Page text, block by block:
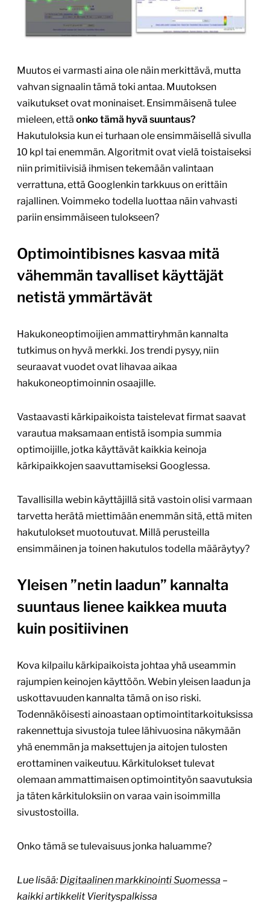
Muutos ei varmasti aina ole näin merkittävä, mutta
vahvan signaalin tämä toki antaa. Muutoksen
vaikutukset ovat moninaiset. Ensimmäisenä tulee
mieleen, että onko tämä hyvä suuntaus?
Hakutuloksia kun ei turhaan ole ensimmäisellä sivulla
10 kpl tai enemmän. Algoritmit ovat vielä toistaiseksi
niin primitiivisiä ihmisen tekemään valintaan
verrattuna, että Googlenkin tarkkuus on erittäin
rajallinen. Voimmeko todella luottaa näin vahvasti
pariin ensimmäiseen tulokseen?
Optimointibisnes kasvaa mitä
vähemmän tavalliset käyttäjät
netistä ymmärtävät
Hakukoneoptimoijien ammattiryhmän kannalta
tutkimus on hyvä merkki. Jos trendi pysyy, niin
seuraavat vuodet ovat lihavaa aikaa
hakukoneoptimoinnin osaajille.
Vastaavasti kärkipaikoista taistelevat firmat saavat
varautua maksamaan entistä isompia summia
optimoijille, jotka käyttävät kaikkia keinoja
kärkipaikkojen saavuttamiseksi Googlessa.
Tavallisilla webin käyttäjillä sitä vastoin olisi varmaan
tarvetta herätä miettimään enemmän sitä, että miten
hakutulokset muotoutuvat. Millä perusteilla
ensimmäinen ja toinen hakutulos todella määräytyy?
Yleisen ”netin laadun” kannalta
suuntaus lienee kaikkea muuta
kuin positiivinen
Kova kilpailu kärkipaikoista johtaa yhä useammin
rajumpien keinojen käyttöön. Webin yleisen laadun ja
uskottavuuden kannalta tämä on iso riski.
Todennäköisesti ainoastaan optimointitarkoituksissa
rakennettuja sivustoja tulee lähivuosina näkymään
yhä enemmän ja maksettujen ja aitojen tulosten
erottaminen vaikeutuu. Kärkitulokset tulevat
olemaan ammattimaisen optimointityön saavutuksia
ja täten kärkituloksiin on varaa vain isoimmilla
sivustostoilla.
Onko tämä se tulevaisuus jonka haluamme?
Lue lisää: Digitaalinen markkinointi Suomessa –
kaikki artikkelit Vierityspalkissa